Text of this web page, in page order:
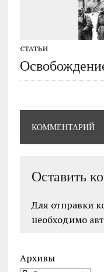
СТАТЬИ
КОММЕНТАРИЙ
Оставить
Для отправки
необходимо
Архивы